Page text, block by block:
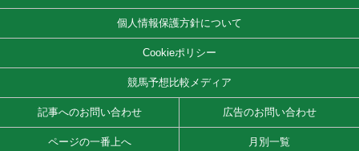
個人情報保護方針について
Cookieポリシー
競馬予想比較メディア
記事へのお問い合わせ 広告のお問い合わせ
ページの一番上へ 月別一覧